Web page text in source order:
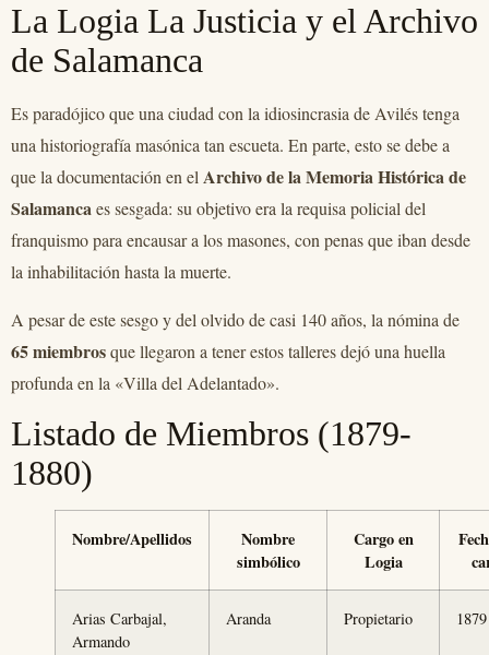
La Logia La Justicia y el Archivo
de Salamanca
Es paradójico que una ciudad con la idiosincrasia de Avilés tenga
una historiografía masónica tan escueta. En parte, esto se debe a
que la documentación en elArchivo de la Memoria Histórica de
Salamancaes sesgada: su objetivo era la requisa policial del
franquismo para encausar a los masones, con penas que iban desde
la inhabilitación hasta la muerte.
A pesar de este sesgo y del olvido de casi 140 años, la nómina de
65 miembrosque llegaron a tener estos talleres dejó una huella
profunda en la «Villa del Adelantado».
Listado de Miembros (1879-
1880)
Nombre/Apellidos
Nombre
simbólico
Cargo en
Logia
Arias Carbajal,
Armando
Aranda Propietario 1879